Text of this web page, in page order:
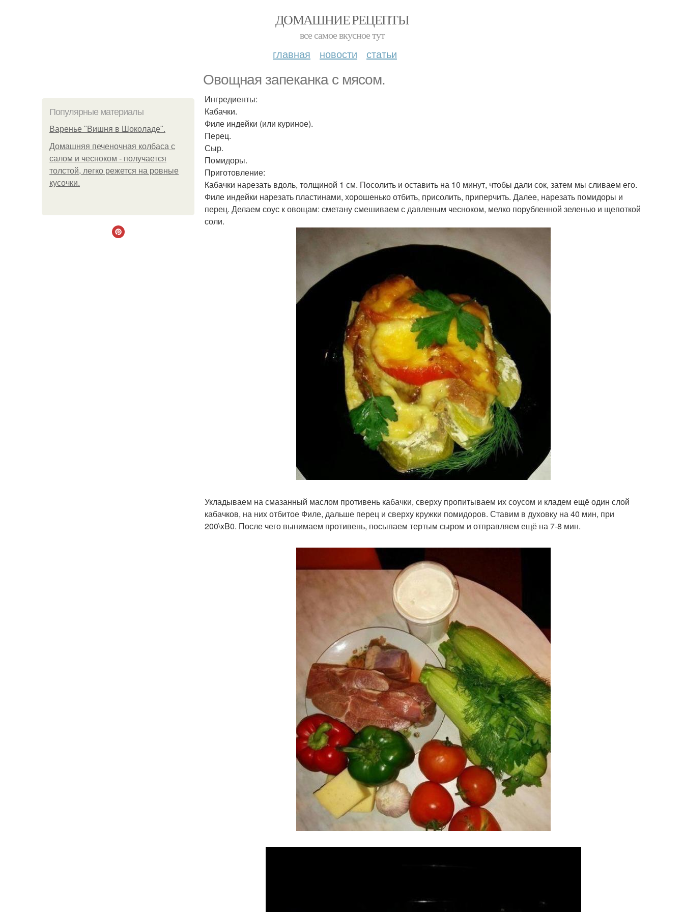
ДОМАШНИЕ РЕЦЕПТЫ
все самое вкусное тут
главная новости статьи
Овощная запеканка с мясом.
Популярные материалы
Варенье "Вишня в Шоколаде".
Домашняя печеночная колбаса с
салом и чесноком - получается
толстой, легко режется на ровные
кусочки.
Ингредиенты:
Кабачки.
Филе индейки (или куриное).
Перец.
Сыр.
Помидоры.
Приготовление:
Кабачки нарезать вдоль, толщиной 1 см. Посолить и оставить на 10 минут, чтобы дали сок, затем мы сливаем его.
Филе индейки нарезать пластинами, хорошенько отбить, присолить, приперчить. Далее, нарезать помидоры и
перец. Делаем соус к овощам: сметану смешиваем с давленым чесноком, мелко порубленной зеленью и щепоткой
соли.
Укладываем на смазанный маслом противень кабачки, сверху пропитываем их соусом и кладем ещё один слой
кабачков, на них отбитое Филе, дальше перец и сверху кружки помидоров. Ставим в духовку на 40 мин, при
200\xB0. После чего вынимаем противень, посыпаем тертым сыром и отправляем ещё на 7-8 мин.